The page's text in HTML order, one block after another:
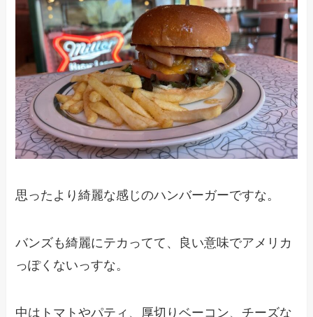
思ったより綺麗な感じのハンバーガーですな。
バンズも綺麗にテカってて、良い意味でアメリカ
っぽくないっすな。
中はトマトやパティ、厚切りベーコン、チーズな